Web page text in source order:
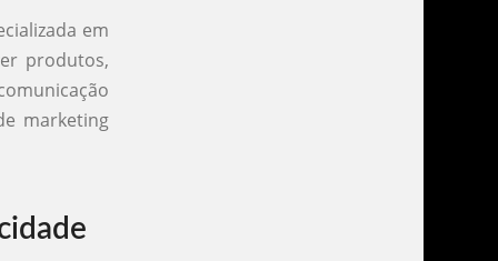
em
produtos,
marketing